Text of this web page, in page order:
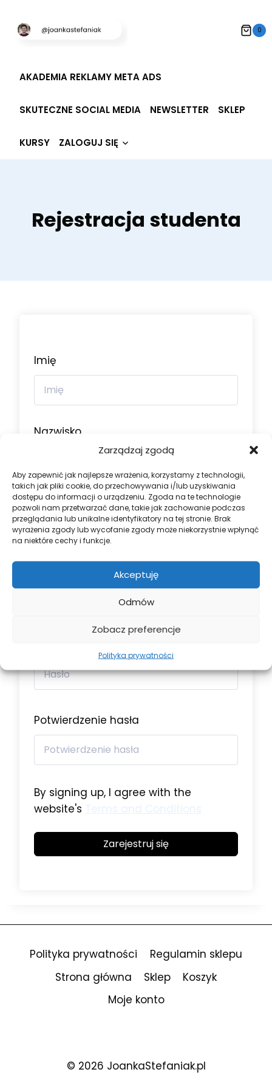
Zarządzaj zgodą
Aby zapewnić jak najlepsze wrażenia, korzystamy z technologii,
takich jak pliki cookie, do przechowywania i/lub uzyskiwania
dostępu do informacji o urządzeniu. Zgoda na te technologie
pozwoli nam przetwarzać dane, takie jak zachowanie podczas
przeglądania lub unikalne identyfikatory na tej stronie. Brak
wyrażenia zgody lub wycofanie zgody może niekorzystnie wpłynąć
na niektóre cechy i funkcje.
Akceptuję
Odmów
Zobacz preferencje
Polityka prywatności
treści
0
AKADEMIA REKLAMY META ADS
SKUTECZNE SOCIAL MEDIA NEWSLETTER SKLEP
KURSY ZALOGUJ SIĘ
Rejestracja studenta
Imię
Nazwisko
Nazwa użytkownika
Potwierdzenie hasła
By signing up, I agree with the
website's
Zarejestruj się
Polityka prywatności
Regulamin sklepu
Strona główna
Sklep
Koszyk
Moje konto
© 2026 JoankaStefaniak.pl